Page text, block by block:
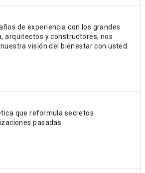
de experiencia con los grandes
arquitectos y constructores, nos
visión del bienestar con usted.
que reformula secretos
pasadas